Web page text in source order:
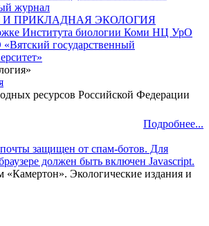
журнал
И ПРИКЛАДНАЯ ЭКОЛОГИЯ
Института биологии Коми НЦ УрО
государственный
ресурсов Российской Федерации
Подробнее...
защищен от спам-ботов. Для
должен быть включен Javascript.
Экологические издания и